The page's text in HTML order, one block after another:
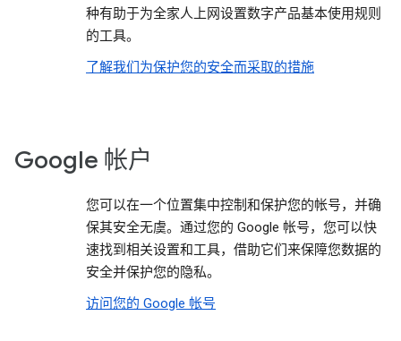
种有助于为全家人上网设置数字产品基本使用规则
的工具。
了解我们为保护您的安全而采取的措施
Google 帐户
您可以在一个位置集中控制和保护您的帐号，并确
保其安全无虞。通过您的 Google 帐号，您可以快
速找到相关设置和工具，借助它们来保障您数据的
安全并保护您的隐私。
访问您的 Google 帐号